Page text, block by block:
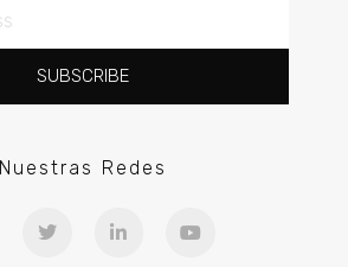
SUBSCRIBE
Nuestras Redes